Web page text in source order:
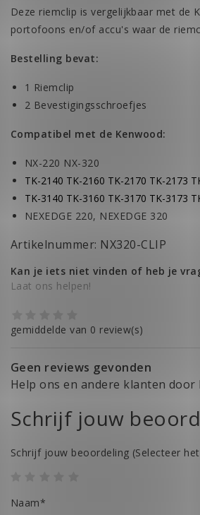
Deze riemclip is vergelijkbaar met de
portofoons en/of accu's waar de
Bestelling bevat:
1 Riemclip
2 Bevestigingsschroefjes
Compatibel met de Kenwood:
NX-220 NX-320
TK-2140 TK-2160 TK-2170 TK-2173
TK-3140 TK-3160 TK-3170 TK-3173
NEXEDGE 220, NEXEDGE 320
Artikelnummer: NX320-CLIP
Kan je iets niet vinden of heb je
Laat ons helpen!
gemiddelde van 0 review(s)
Geen reviews gevonden
Help ons en andere klanten
Schrijf jouw
Schrijf jouw beoordeling (Selecteer
Naam*